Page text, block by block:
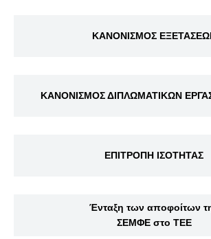
ΚΑΝΟΝΙΣΜΟΣ
ΚΑΝΟΝΙΣΜΟΣ ΔΙΠΛΩΜΑΤΙΚΩΝ
ΕΠΙΤΡΟΠΗ ΙΣΟΤΗΤΑΣ
Ένταξη των αποφοίτων
ΣΕΜΦΕ στο ΤΕΕ